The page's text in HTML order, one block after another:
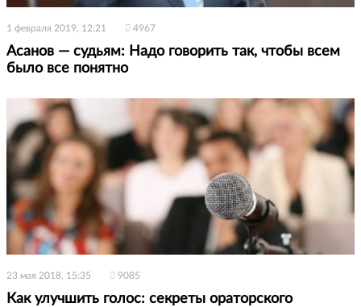
1 февраля 2019, 12:21 4967
Асанов — судьям: Надо говорить так, чтобы всем
было все понятно
23 мая 2018, 15:35 9085
Как улучшить голос: секреты ораторского